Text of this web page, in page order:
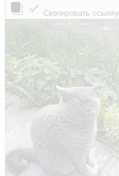
Скопировать ссылку